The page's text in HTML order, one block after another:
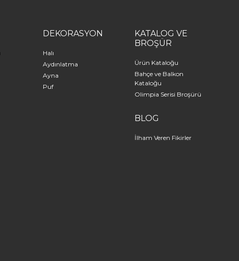
DEKORASYON
Halı
Aydınlatma
Ayna
Puf
KATALOG VE
BROŞÜR
Ürün Kataloğu
Bahçe ve Balkon
Kataloğu
Olimpia Serisi Broşürü
BLOG
İlham Veren Fikirler